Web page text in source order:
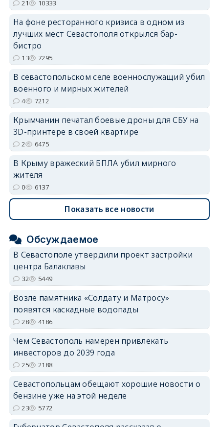
21 10333
На фоне ресторанного кризиса в одном из
лучших мест Севастополя открылся бар-
бистро
13 7295
В севастопольском селе военнослужащий убил
военного и мирных жителей
4 7212
Крымчанин печатал боевые дроны для СБУ на
3D-принтере в своей квартире
2 6475
В Крыму вражеский БПЛА убил мирного
жителя
0 6137
Показать все новости
Обсуждаемое
В Севастополе утвердили проект застройки
центра Балаклавы
32 5449
Возле памятника «Солдату и Матросу»
появятся каскадные водопады
28 4186
Чем Севастополь намерен привлекать
инвесторов до 2039 года
25 2188
Севастопольцам обещают хорошие новости о
бензине уже на этой неделе
23 5772